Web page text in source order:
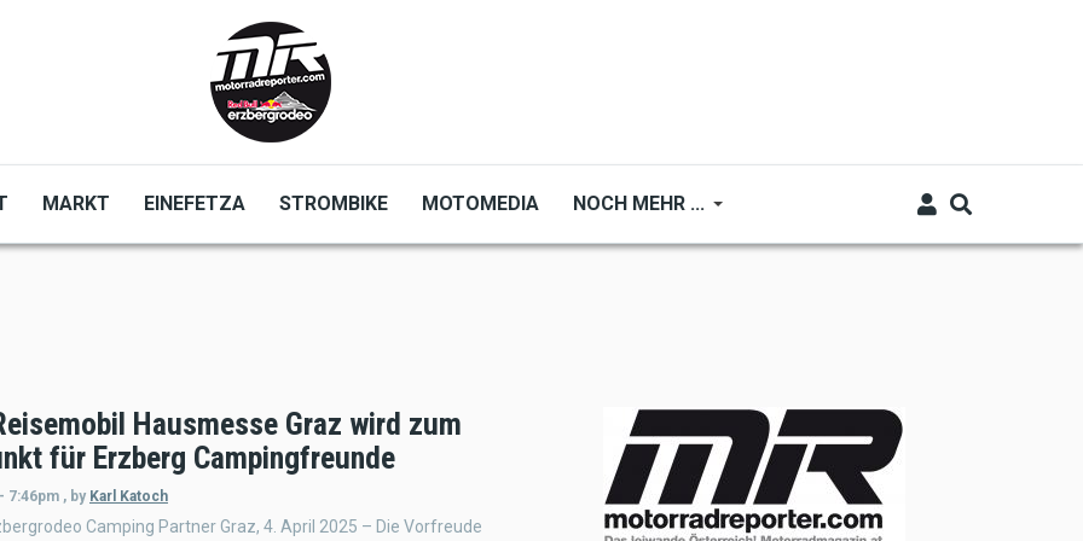
MARKT EINEFETZA STROMBIKE MOTOMEDIA NOCH MEHR ...
Hausmesse Graz wird zum
für Erzberg Campingfreunde
7:46pm , by Karl Katoch
Camping Partner Graz, 4. April 2025 – Die Vorfreude